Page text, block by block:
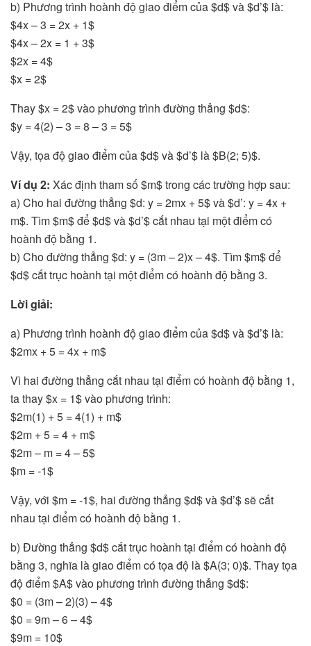
b) Phương trình hoành độ giao điểm của $d$ và $d’$ là:
$4x – 3 = 2x + 1$
$4x – 2x = 1 + 3$
$2x = 4$
$x = 2$
Thay $x = 2$ vào phương trình đường thẳng $d$:
$y = 4(2) – 3 = 8 – 3 = 5$
Vậy, tọa độ giao điểm của $d$ và $d’$ là $B(2; 5)$.
Ví dụ 2: Xác định tham số $m$ trong các trường hợp sau:
a) Cho hai đường thẳng $d: y = 2mx + 5$ và $d’: y = 4x +
m$. Tìm $m$ để $d$ và $d’$ cắt nhau tại một điểm có
hoành độ bằng 1.
b) Cho đường thẳng $d: y = (3m – 2)x – 4$. Tìm $m$ để
$d$ cắt trục hoành tại một điểm có hoành độ bằng 3.
Lời giải:
a) Phương trình hoành độ giao điểm của $d$ và $d’$ là:
$2mx + 5 = 4x + m$
Vì hai đường thẳng cắt nhau tại điểm có hoành độ bằng 1,
ta thay $x = 1$ vào phương trình:
$2m(1) + 5 = 4(1) + m$
$2m + 5 = 4 + m$
$2m – m = 4 – 5$
$m = -1$
Vậy, với $m = -1$, hai đường thẳng $d$ và $d’$ sẽ cắt
nhau tại điểm có hoành độ bằng 1.
b) Đường thẳng $d$ cắt trục hoành tại điểm có hoành độ
bằng 3, nghĩa là giao điểm có tọa độ là $A(3; 0)$. Thay tọa
độ điểm $A$ vào phương trình đường thẳng $d$:
$0 = (3m – 2)(3) – 4$
$0 = 9m – 6 – 4$
$9m = 10$